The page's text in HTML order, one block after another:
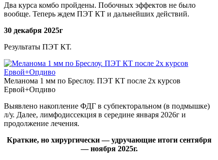
Два курса комбо пройдены. Побочных эффектов не было
вообще. Теперь ждем ПЭТ КТ и дальнейших действий.
30 декабря 2025г
Результаты ПЭТ КТ.
Меланома 1 мм по Бреслоу. ПЭТ КТ после 2х курсов
Ервой+Опдиво
Выявлено накопление ФДГ в субпекторальном (в подмышке)
л/у. Далее, лимфодиссекция в середине января 2026г и
продолжение лечения.
Краткие, но хирургически — удручающие итоги сентября
— ноября 2025г.